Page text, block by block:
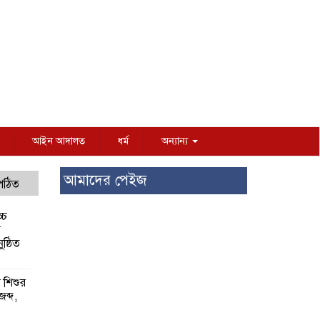
আইন আদালত ধর্ম অন্যান্য
শিশুর
আমাদের পেইজ